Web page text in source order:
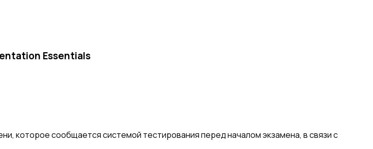
Essentials
которое сообщается системой тестирования перед началом экзамена, в связи с